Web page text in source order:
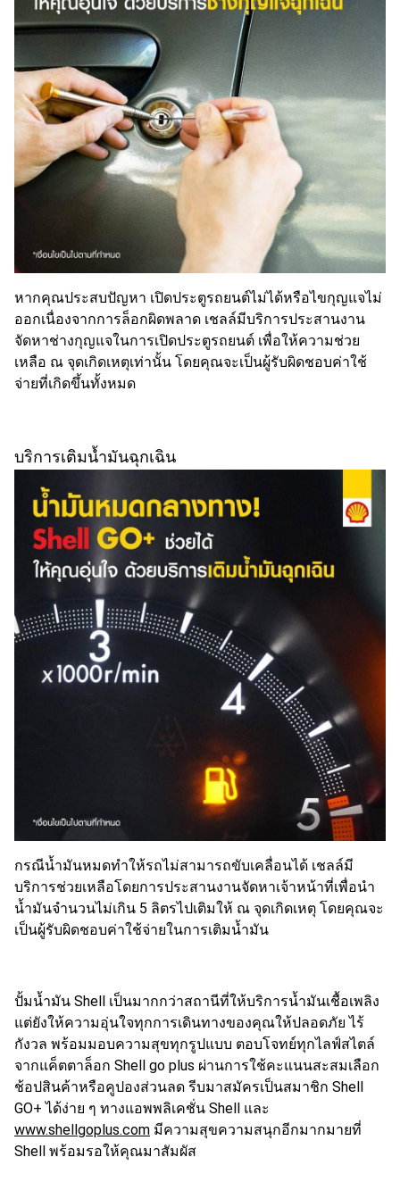
หากคุณประสบปัญหา เปิดประตูรถยนต์ไม่ได้หรือไขกุญแจไม่
ออกเนื่องจากการล็อกผิดพลาด เชลล์มีบริการประสานงาน
จัดหาช่างกุญแจในการเปิดประตูรถยนต์ เพื่อให้ความช่วย
เหลือ ณ จุดเกิดเหตุเท่านั้น โดยคุณจะเป็นผู้รับผิดชอบค่าใช้
จ่ายที่เกิดขึ้นทั้งหมด
บริการเติมน้ำมันฉุกเฉิน
กรณีน้ำมันหมดทำให้รถไม่สามารถขับเคลื่อนได้ เชลล์มี
บริการช่วยเหลือโดยการประสานงานจัดหาเจ้าหน้าที่เพื่อนำ
น้ำมันจำนวนไม่เกิน 5 ลิตรไปเติมให้ ณ จุดเกิดเหตุ โดยคุณจะ
เป็นผู้รับผิดชอบค่าใช้จ่ายในการเติมน้ำมัน
ปั้มน้ำมัน Shell เป็นมากกว่าสถานีที่ให้บริการน้ำมันเชื้อเพลิง
แต่ยังให้ความอุ่นใจทุกการเดินทางของคุณให้ปลอดภัย ไร้
กังวล พร้อมมอบความสุขทุกรูปแบบ ตอบโจทย์ทุกไลฟ์สไตล์
จากแค็ตตาล็อก Shell go plus ผ่านการใช้คะแนนสะสมเลือก
ช้อปสินค้าหรือคูปองส่วนลด รีบมาสมัครเป็นสมาชิก Shell
GO+ ได้ง่าย ๆ ทางแอพพลิเคชั่น Shell และ
www.shellgoplus.com มีความสุขความสนุกอีกมากมายที่
Shell พร้อมรอให้คุณมาสัมผัส